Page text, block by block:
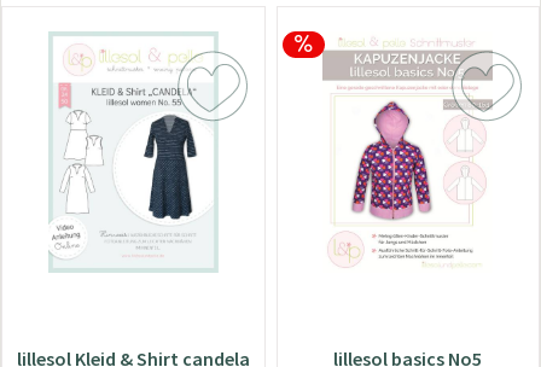
lillesol Kleid & Shirt candela
lillesol basics No5